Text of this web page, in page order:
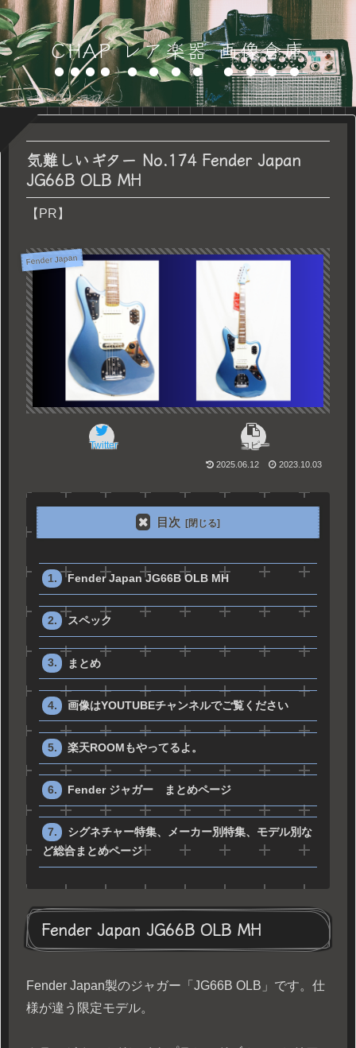
CHAP レア楽器 画像倉庫
気難しいギター No.174 Fender Japan
JG66B OLB MH
【PR】
Fender Japan
Twitter コピー
2025.06.12 2023.10.03
目次
Fender Japan JG66B OLB MH
スペック
まとめ
画像はYOUTUBEチャンネルでご覧ください
楽天ROOMもやってるよ。
Fender ジャガー まとめページ
シグネチャー特集、メーカー別特集、モデル別な
ど総合まとめページ
Fender Japan JG66B OLB MH
Fender Japan製のジャガー「JG66B OLB」です。仕
様が違う限定モデル。